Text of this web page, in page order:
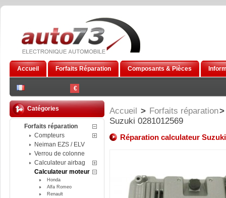
€
Accueil Forfaits Réparation Composants & Pièces
Catégories
Forfaits réparation
Compteurs
Neiman EZS / ELV
Verrou de colonne
Calculateur airbag
Calculateur moteur
Honda
Alfa Romeo
Renault
Accueil > Forfaits réparation>
Suzuki 0281012569
Réparation calculateur Suzuki